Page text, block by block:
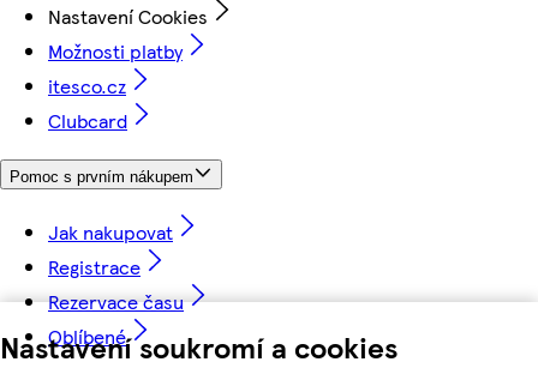
Nastavení soukromí a cookies
Nastavení Cookies
Možnosti platby
itesco.cz
Clubcard
Pomoc s prvním nákupem
Jak nakupovat
Registrace
Rezervace času
Oblíbené